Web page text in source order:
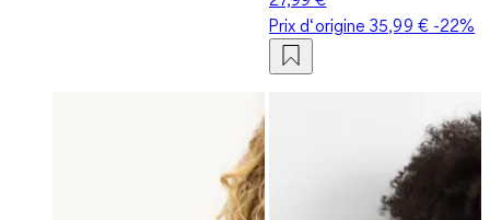
Prix d‘origine35,99 €-22%